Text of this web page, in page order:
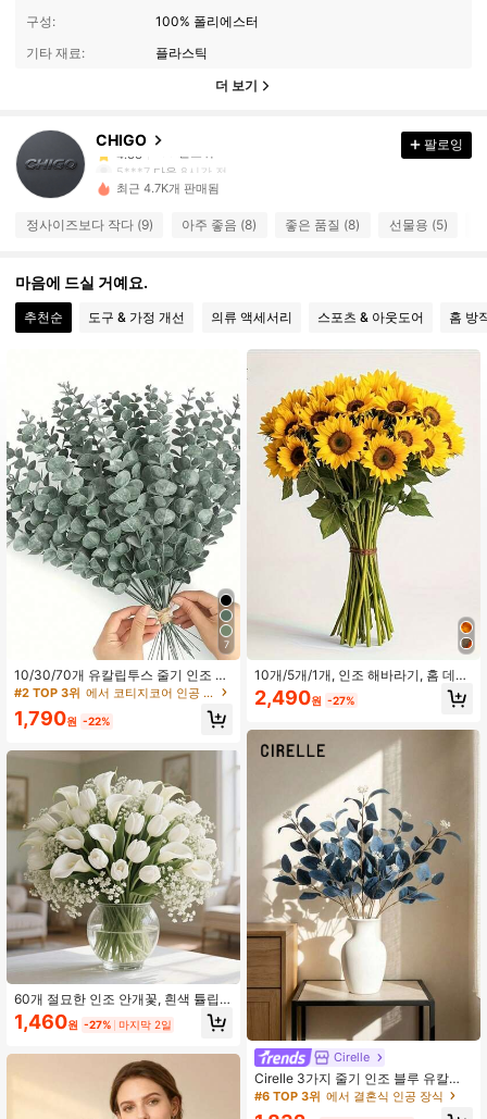
구성:
100% 폴리에스터
기타 재료:
플라스틱
더 보기
CHIGO
4.33
100 팔로워
5***7 다음 8시간 전
4.33 100 팔로워
4.33 100 팔로워
4.33 100 팔로워
4.33 100 팔로워
4.33 100 팔로워
4.33 100 팔로워
팔로잉
최근 4.7K개 판매됨
정사이즈보다 작다 (9) 아주 좋음 (8) 좋은 품질 (8) 선물용 (5)
마음에 드실 거예요.
추천순 도구 & 가정 개선 의류 액세서리 스포츠 & 아웃도어 홈 방
7
10/30/70개 유칼립투스 줄기 인조 식
물 인조 유칼립투스 가지 인조 유칼립
데코
#2 TOP 3위 에서 코티지코어 인공 장식&인공 장식
1,790원 -22%
60개 절묘한 인조 안개꽃, 흰색 튤립
및 칼라 백합 세트 - 웨딩 부케, 약혼
축하, 가정/사무실 장식, 어머니의 날,
에 이상적 - 완벽한 플라스틱 꽃 장식,
크리스마스 가정 장식
1,460원 -27% 마지막 2일
10개/5개/1개, 인조 해바라기, 홈 데코,
웨딩, 파티, 센터피스, 신부 부케, 테이
블탑 장식, 화환 및 봄/여름 휴일 공예
감사절 데코. 홈 및 파티 장식
2,490원 -27%
Cirelle
Cirelle 3가지 줄기 인조 블루 유칼립
투스 스프레이 베리 포함 – 인조 아메
#6 TOP 3위 에서 결혼식 인공 장식